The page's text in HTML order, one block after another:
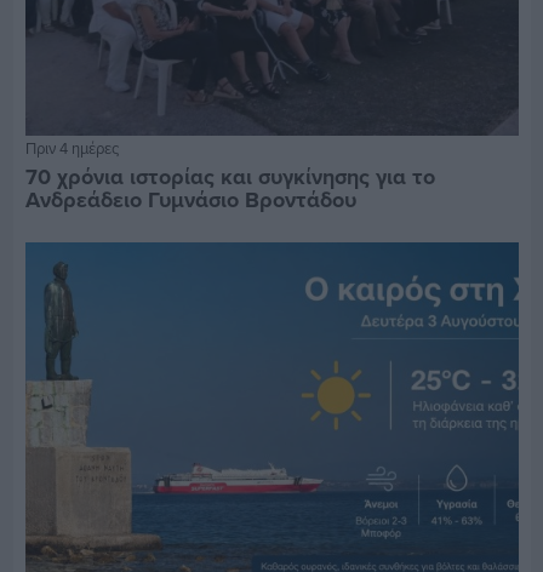
Πριν 4 ημέρες
70 χρόνια ιστορίας και συγκίνησης για το
Ανδρεάδειο Γυμνάσιο Βροντάδου